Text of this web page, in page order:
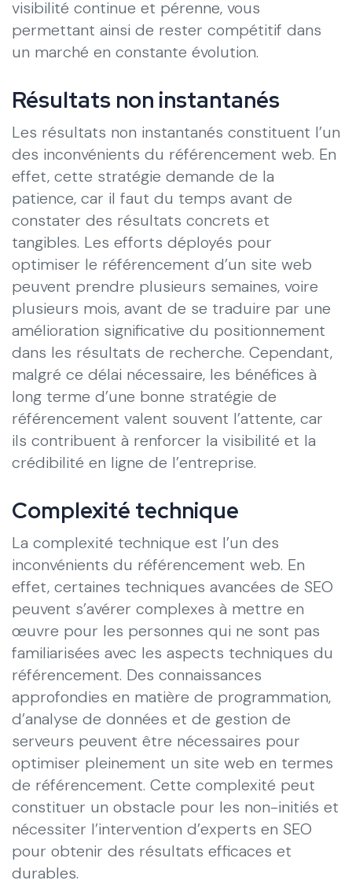
visibilité continue et pérenne, vous
permettant ainsi de rester compétitif dans
un marché en constante évolution.
Résultats non instantanés
Les résultats non instantanés constituent l’un
des inconvénients du référencement web. En
effet, cette stratégie demande de la
patience, car il faut du temps avant de
constater des résultats concrets et
tangibles. Les efforts déployés pour
optimiser le référencement d’un site web
peuvent prendre plusieurs semaines, voire
plusieurs mois, avant de se traduire par une
amélioration significative du positionnement
dans les résultats de recherche. Cependant,
malgré ce délai nécessaire, les bénéfices à
long terme d’une bonne stratégie de
référencement valent souvent l’attente, car
ils contribuent à renforcer la visibilité et la
crédibilité en ligne de l’entreprise.
Complexité technique
La complexité technique est l’un des
inconvénients du référencement web. En
effet, certaines techniques avancées de SEO
peuvent s’avérer complexes à mettre en
œuvre pour les personnes qui ne sont pas
familiarisées avec les aspects techniques du
référencement. Des connaissances
approfondies en matière de programmation,
d’analyse de données et de gestion de
serveurs peuvent être nécessaires pour
optimiser pleinement un site web en termes
de référencement. Cette complexité peut
constituer un obstacle pour les non-initiés et
nécessiter l’intervention d’experts en SEO
pour obtenir des résultats efficaces et
durables.